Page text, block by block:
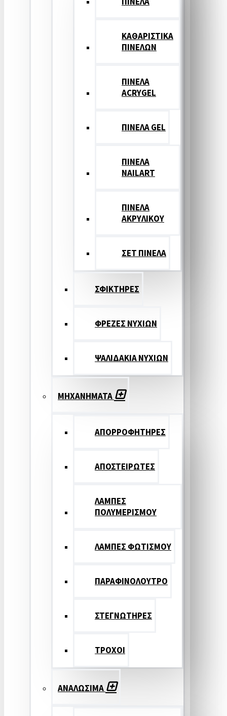
ΚΑΘΑΡΙΣΤΙΚΑ
ΠΙΝΕΛΩΝ
ΠΙΝΕΛΑ
ACRYGEL
ΠΙΝΕΛΑ GEL
ΠΙΝΕΛΑ
NAILART
ΠΙΝΕΛΑ
ΑΚΡΥΛΙΚΟΥ
ΣΕΤ ΠΙΝΕΛA
ΣΦΙΚΤΗΡΕΣ
ΦΡΕΖΕΣ ΝΥΧΙΩΝ
ΨΑΛΙΔΑΚΙΑ ΝΥΧΙΩΝ
ΜΗΧΑΝΗΜΑΤΑ
ΑΠΟΡΡΟΦΗΤΗΡΕΣ
ΑΠΟΣΤΕΙΡΩΤΕΣ
ΛΑΜΠΕΣ
ΠΟΛΥΜΕΡΙΣΜΟΥ
ΛΑΜΠΕΣ ΦΩΤΙΣΜΟΥ
ΠΑΡΑΦΙΝΟΛΟΥΤΡΟ
ΣΤΕΓΝΩΤΗΡΕΣ
ΤΡΟΧΟΙ
ΑΝΑΛΩΣΙΜΑ